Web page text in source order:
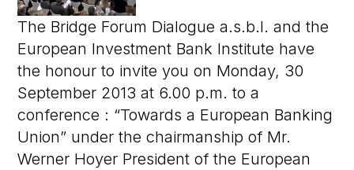
The Bridge Forum Dialogue a.s.b.l. and the
European Investment Bank Institute have
the honour to invite you on Monday, 30
September 2013 at 6.00 p.m. to a
conference : “Towards a European Banking
Union” under the chairmanship of Mr.
Werner Hoyer President of the European